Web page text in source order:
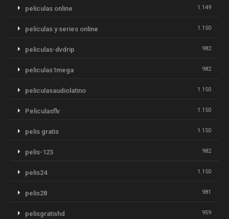
peliculas online 1.149
peliculas y series online 1.150
peliculas-dvdrip 982
peliculas1mega 982
peliculasaudiolatino 1.150
Peliculasflv 1.150
pelis gratis 1.150
pelis-123 982
pelis24 1.150
pelis28 981
pelisgratishd 959